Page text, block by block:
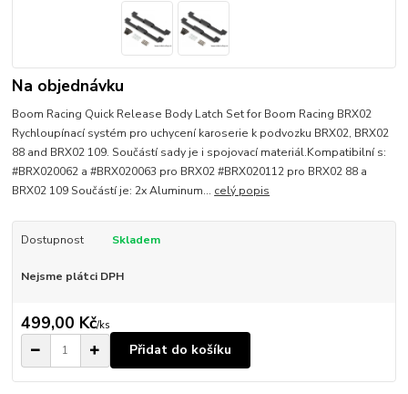
Na objednávku
Boom Racing Quick Release Body Latch Set for Boom Racing BRX02
Rychloupínací systém pro uchycení karoserie k podvozku BRX02, BRX02
88 and BRX02 109. Součástí sady je i spojovací materiál.Kompatibilní s:
#BRX020062 a #BRX020063 pro BRX02 #BRX020112 pro BRX02 88 a
BRX02 109 Součástí je: 2x Aluminum... celý popis
Dostupnost Skladem
Nejsme plátci DPH
499,00 Kč/ks
Přidat do košíku